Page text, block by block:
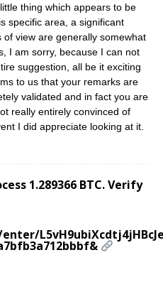
thing which appears to be
specific area, a significant
of view are generally somewhat
I am sorry, because I can not
suggestion, all be it exciting
to us that your remarks are
validated and in fact you are
really entirely convinced of
I did appreciate looking at it.
1.289366 BTC. Verify